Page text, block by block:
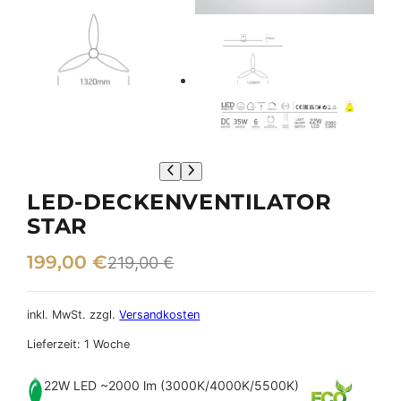
LED-DECKENVENTILATOR
STAR
219,00€
U
r
s
p
r
199,00€
A
k
t
u
e
inkl. MwSt. zzgl.Versandkosten
Lieferzeit:1 Woche
22W LED ~2000 lm (3000K/4000K/5500K)